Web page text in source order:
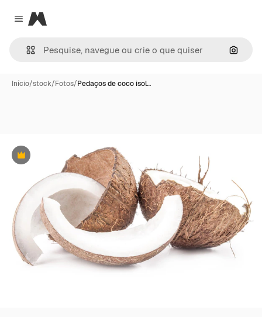
Close menu
Magnific
Início/stock/Fotos/Pedaços de coco isol…
Premium